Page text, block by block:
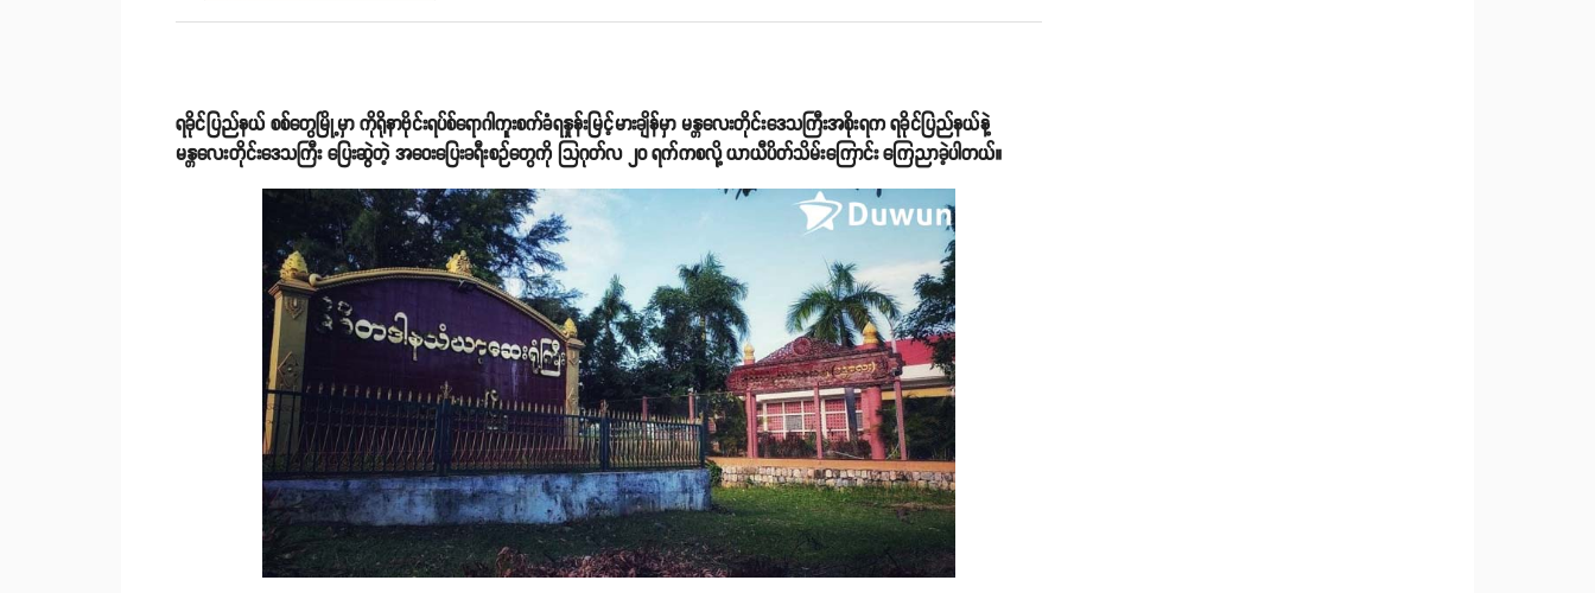
ရခိုင်ပြည်နယ် စစ်တွေမြို့မှာ ကိုရိုနာဗိုင်းရပ်စ်ရောဂါကူးစက်ခံရနှုန်းမြင့်မားချိန်မှာ မန္တလေးတိုင်းဒေသကြီးအစိုးရက ရခိုင်ပြည်နယ်နဲ့
မန္တလေးတိုင်းဒေသကြီး ပြေးဆွဲတဲ့ အဝေးပြေးခရီးစဉ်တွေကို သြဂုတ်လ ၂၀ ရက်ကစလို့ ယာယီပိတ်သိမ်းကြောင်း ကြေညာခဲ့ပါတယ်။